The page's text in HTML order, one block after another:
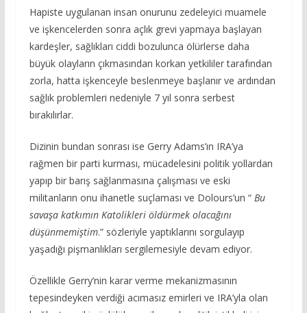
Hapiste uygulanan insan onurunu zedeleyici muamele
ve işkencelerden sonra açlık grevi yapmaya başlayan
kardeşler, sağlıkları ciddi bozulunca ölürlerse daha
büyük olayların çıkmasından korkan yetkililer tarafından
zorla, hatta işkenceyle beslenmeye başlanır ve ardından
sağlık problemleri nedeniyle 7 yıl sonra serbest
bırakılırlar.
Dizinin bundan sonrası ise Gerry Adams’ın IRA’ya
rağmen bir parti kurması, mücadelesini politik yollardan
yapıp bir barış sağlanmasına çalışması ve eski
militanların onu ihanetle suçlaması ve Dolours’un “ Bu
savaşa katkımın Katolikleri öldürmek olacağını
düşünmemiştim.” sözleriyle yaptıklarını sorgulayıp
yaşadığı pişmanlıkları sergilemesiyle devam ediyor.
Özellikle Gerry’nin karar verme mekanizmasının
tepesindeyken verdiği acımasız emirleri ve IRA’yla olan